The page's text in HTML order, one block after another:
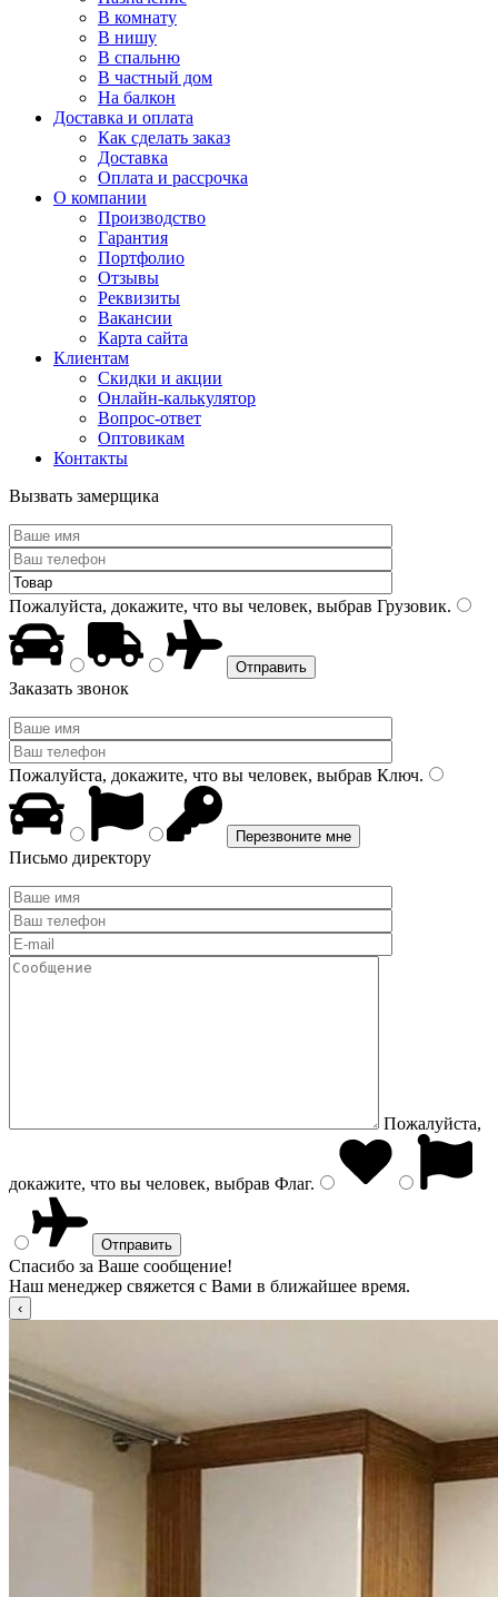
В комнату
В нишу
В спальню
В частный дом
На балкон
Доставка и оплата
Как сделать заказ
Доставка
Оплата и рассрочка
О компании
Производство
Гарантия
Портфолио
Отзывы
Реквизиты
Вакансии
Карта сайта
Клиентам
Скидки и акции
Онлайн-калькулятор
Вопрос-ответ
Оптовикам
Контакты
Вызвать замерщика
Пожалуйста, докажите, что вы человек, выбрав Грузовик.
Заказать звонок
Пожалуйста, докажите, что вы человек, выбрав Ключ.
Письмо директору
Пожалуйста,
докажите, что вы человек, выбрав Флаг.
Спасибо за Ваше сообщение!
Наш менеджер свяжется с Вами в ближайшее время.